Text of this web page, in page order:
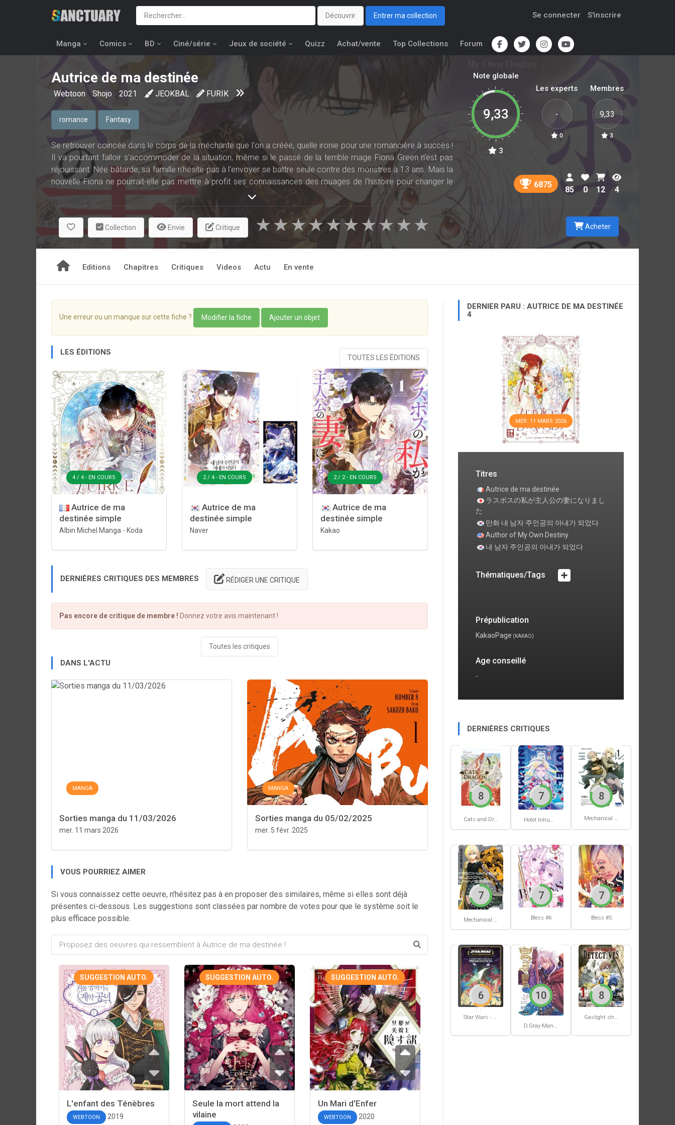
Découvrir Entrer ma collection Se connecter S'inscrire
Manga Comics BD Ciné/série Jeux de société Quizz Achat/vente Top Collections Forum
Autrice de ma destinée
Webtoon Shojo 2021 JEOKBAL FURIK
romance Fantasy
Se retrouver coincée dans le corps de la méchante que l'on a créée, quelle ironie pour une romancière à succès !
Il va pourtant falloir s'accommoder de la situation, même si le passé de la terrible mage Fiona Green n'est pas
réjouissant. Née bâtarde, sa famille n'hésite pas à l'envoyer se battre seule contre des monstres à 13 ans. Mais la
nouvelle Fiona ne pourrait-elle pas mettre à profit ses connaissances des rouages de l'histoire pour changer le
cours des évènements ?
Note globale
9,33
3
Les experts
-
0
Membres
9,33
3
6875
85 0 12 4
Collection Envie Critique ★
★
★
★
★
★
★
★
★
★ Acheter
Editions Chapitres Critiques Videos Actu En vente
Une erreur ou un manque sur cette fiche ? Modifier la fiche Ajouter un objet
LES ÉDITIONS
TOUTES LES ÉDITIONS
4 / 4 - EN COURS
Autrice de ma
destinée simple
Albin Michel Manga - Koda
2 / 4 - EN COURS
Autrice de ma
destinée simple
Naver
2 / 2 - EN COURS
Autrice de ma
destinée simple
Kakao
DERNIÈRES CRITIQUES DES MEMBRES RÉDIGER UNE CRITIQUE
Pas encore de critique de membre ! Donnez votre avis maintenant !
Toutes les critiques
DANS L'ACTU
MANGA
Sorties manga du 11/03/2026
mer. 11 mars 2026
MANGA
Sorties manga du 05/02/2025
mer. 5 févr. 2025
VOUS POURRIEZ AIMER
Si vous connaissez cette oeuvre, n'hésitez pas à en proposer des similaires, même si elles sont déjà
présentes ci-dessous. Les suggestions sont classées par nombre de votes pour que le système soit le
plus efficace possible.
SUGGESTION AUTO.
L'enfant des Ténèbres
WEBTOON 2019
SUGGESTION AUTO.
Seule la mort attend la
vilaine
SUGGESTION AUTO.
Un Mari d'Enfer
WEBTOON 2020
DERNIER PARU : AUTRICE DE MA DESTINÉE
4
MER. 11 MARS 2026
Titres
Autrice de ma destinée
ラスボスの私が主人公の妻になりまし
た
만화 내 남자 주인공의 아내가 되었다
Author of My Own Destiny
내 남자 주인공의 아내가 되었다
Thématiques/Tags
Prépublication
KakaoPage (KAKAO)
Age conseillé
-
DERNIÈRES CRITIQUES
Cats and Dragon #3
8
Hotel Inhumans #1
7 8
7
Bless #6
7
Bless #5
7
Star Wars - La Haute République - Un équilibre fragile
6 10
Gaslight stray dog detectives #1
8